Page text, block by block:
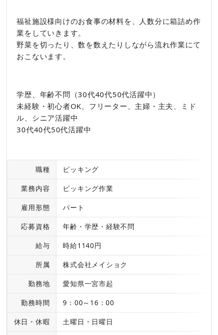
福祉施設様向けのお食事の材料を、人数分に箱詰め作
業をしていきます。
野菜を切ったり、数を数えたりしながら流れ作業にて
おこないます。
学歴、年齢不問（30代40代50代活躍中）
未経験・初心者OK、フリーター、主婦・主夫、ミド
ル、シニア活躍中
30代40代50代活躍中
職種 ピッキング
業務内容 ピッキング作業
雇用形態 パート
応募資格 年齢・学歴・経験不問
給与 時給1140円
所属 株式会社メイショク
勤務地 愛知県一宮市起
勤務時間 9：00～16：00
休日・休暇 土曜日・日曜日